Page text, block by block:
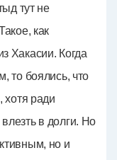
тут не
как
Хакасии. Когда
то боялись, что
хотя ради
в долги. Но
но и